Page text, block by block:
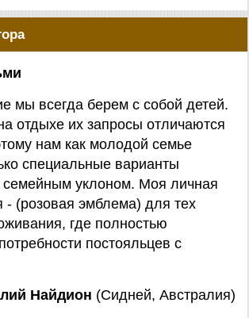
мы всегда берем с собой детей.
отдыхе их запросы отличаются
нам как молодой семье
специальные варианты
семейным уклоном. Моя личная
- (розовая эмблема) для тех
где полностью
постояльцев с
Найдион (Сидней, Австралия)